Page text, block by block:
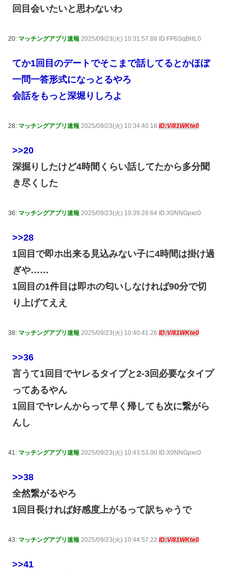
回目会いたいと思わないわ
20: マッチングアプリ速報 2025/09/23(火) 10:31:57.88 ID:FP6SqBHL0
てか1回目のデートでそこまで話してるとかほぼ
一問一答形式になっとるやろ
会話をもっと深堀りしろよ
28: マッチングアプリ速報 2025/09/23(火) 10:34:40.18 ID:V/81WKte0
>>20
深掘りしたけど4時間くらい話してたから多分聞
き尽くした
36: マッチングアプリ速報 2025/09/23(火) 10:39:28.64 ID:X0NNGpxc0
>>28
1回目で即ホ出来る見込みない子に4時間は掛け過
ぎや……
1回目の1件目は即ホの匂いしなければ90分で切
り上げてええ
38: マッチングアプリ速報 2025/09/23(火) 10:40:41.26 ID:V/81WKte0
>>36
言うて1回目でヤレるタイプと2-3回必要なタイプ
ってあるやん
1回目でヤレんからって早く帰しても次に繋がら
んし
41: マッチングアプリ速報 2025/09/23(火) 10:43:53.00 ID:X0NNGpxc0
>>38
全然繋がるやろ
1回目長ければ好感度上がるって訳ちゃうで
43: マッチングアプリ速報 2025/09/23(火) 10:44:57.22 ID:V/81WKte0
>>41